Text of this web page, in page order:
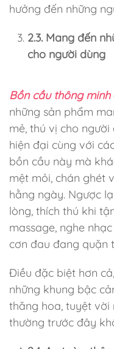
hưởng đến những
2.3. Mang đến
cho người dùng
Bồn cầu thông minh
những sản phẩm
mẻ, thú vị cho
hiện đại cùng với
bồn cầu này mà
mệt mỏi, chán ghét
hằng ngày. Ngược
lòng, thích thú khi
massage, nghe
cơn đau đang quặn
Điều đặc biệt hơn
những khung bậc
thăng hoa, tuyệt vời
thường trước đây